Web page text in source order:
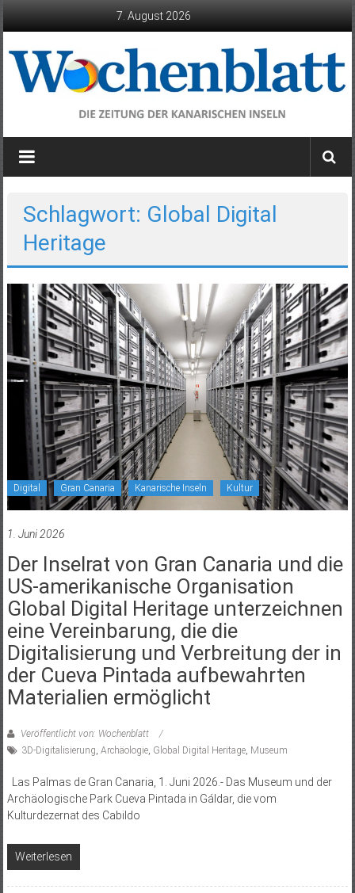
7. August 2026
Wochenblatt
die
Kanarischen
Inseln
Schlagwort: Global Digital
Heritage
Digital Gran Canaria Kanarische Inseln Kultur
1. Juni 2026
Der Inselrat von Gran Canaria und die
US-amerikanische Organisation
Global Digital Heritage unterzeichnen
eine Vereinbarung, die die
Digitalisierung und Verbreitung der in
der Cueva Pintada aufbewahrten
Materialien ermöglicht
Veröffentlicht von: Wochenblatt
3D-Digitalisierung, Archäologie, Global Digital Heritage, Museum
Las Palmas de Gran Canaria, 1. Juni 2026.- Das Museum und der
Archäologische Park Cueva Pintada in Gáldar, die vom
Kulturdezernat des Cabildo
Weiterlesen